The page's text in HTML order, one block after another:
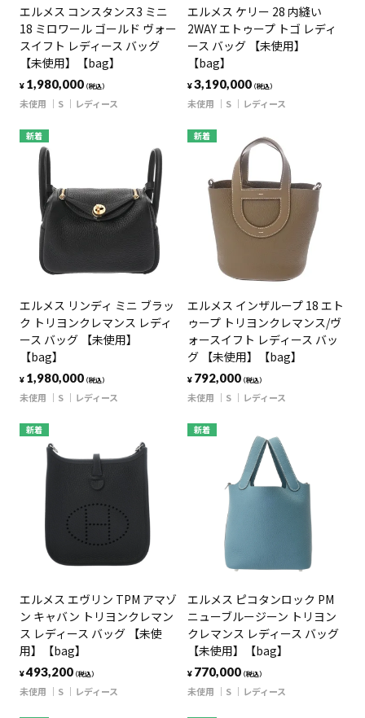
エルメス コンスタンス3 ミニ
18 ミロワール ゴールド ヴォー
スイフト レディース バッグ
【未使用】【bag】
¥ 1,980,000（税込）
未使用 S レディース
エルメス ケリー 28 内縫い
2WAY エトゥープ トゴ レディ
ース バッグ 【未使用】
【bag】
¥3,190,000（税込）
未使用 S レディース
新着
エルメス リンディ ミニ ブラッ
ク トリヨンクレマンス レディ
ース バッグ 【未使用】
【bag】
¥ 1,980,000（税込）
未使用 S レディース
新着
エルメス インザループ 18 エト
ゥープ トリヨンクレマンス/ヴ
ォースイフト レディース バッ
グ 【未使用】【bag】
¥ 792,000（税込）
未使用 S レディース
新着
エルメス エヴリン TPM アマゾ
ン キャバン トリヨンクレマン
ス レディース バッグ 【未使
用】【bag】
¥493,200（税込）
未使用 S レディース
新着
エルメス ピコタンロック PM
ニューブルージーン トリヨン
クレマンス レディース バッグ
【未使用】【bag】
¥ 770,000（税込）
未使用 S レディース